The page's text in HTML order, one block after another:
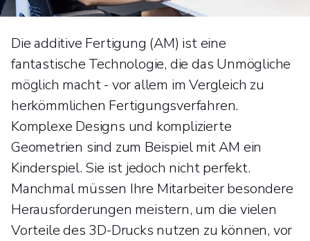
Die additive Fertigung (AM) ist eine
fantastische Technologie, die das Unmögliche
möglich macht - vor allem im Vergleich zu
herkömmlichen Fertigungsverfahren.
Komplexe Designs und komplizierte
Geometrien sind zum Beispiel mit AM ein
Kinderspiel. Sie ist jedoch nicht perfekt.
Manchmal müssen Ihre Mitarbeiter besondere
Herausforderungen meistern, um die vielen
Vorteile des 3D-Drucks nutzen zu können, vor